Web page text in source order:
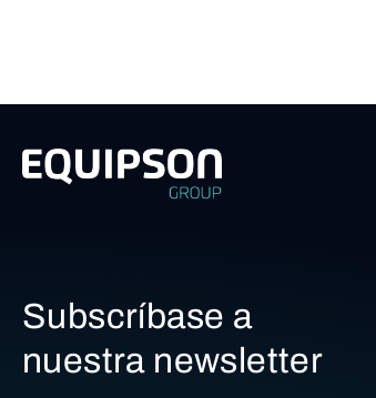
Subscríbase a
nuestra newsletter